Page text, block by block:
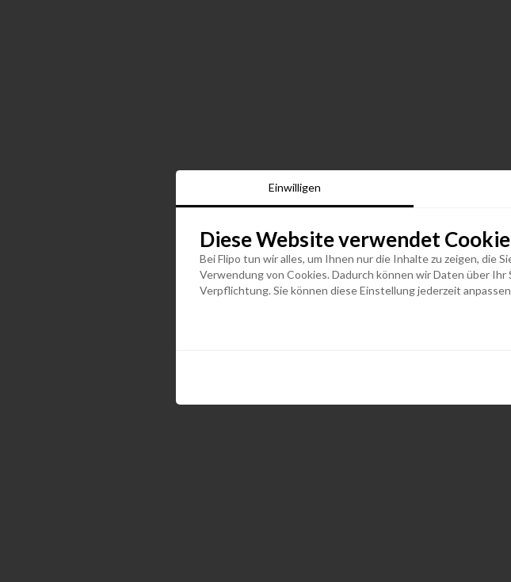
Einwilligen
Diese Website verwendet
Bei Flipo tun wir alles, um Ihnen nur die Inhalte zu zeigen, die
Verwendung von Cookies. Dadurch können wir Daten über
Verpflichtung. Sie können diese Einstellung jederzeit